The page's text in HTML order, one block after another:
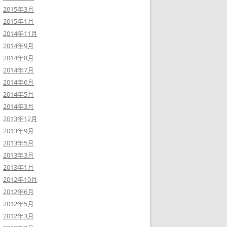
2015年3月
2015年1月
2014年11月
2014年9月
2014年8月
2014年7月
2014年6月
2014年5月
2014年3月
2013年12月
2013年9月
2013年5月
2013年3月
2013年1月
2012年10月
2012年6月
2012年5月
2012年3月